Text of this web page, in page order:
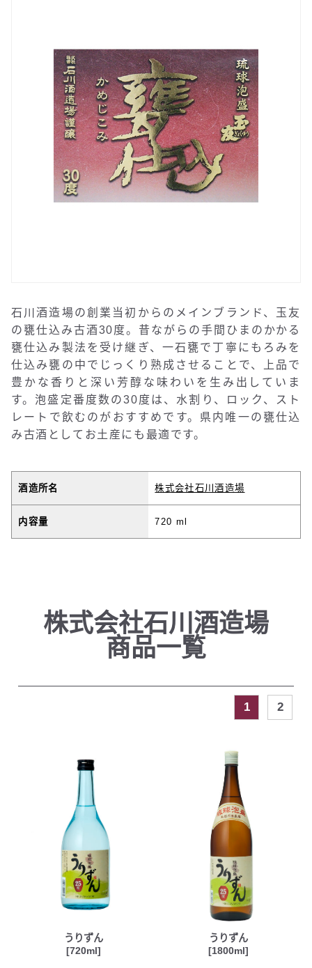
石川酒造場の創業当初からのメインブランド、玉友
の甕仕込み古酒30度。昔ながらの手間ひまのかかる
甕仕込み製法を受け継ぎ、一石甕で丁寧にもろみを
仕込み甕の中でじっくり熟成させることで、上品で
豊かな香りと深い芳醇な味わいを生み出していま
す。泡盛定番度数の30度は、水割り、ロック、スト
レートで飲むのがおすすめです。県内唯一の甕仕込
み古酒としてお土産にも最適です。
酒造所名 株式会社石川酒造場
内容量 720 ml
株式会社石川酒造場
商品一覧
1 2
うりずん
[720ml]
うりずん
[1800ml]